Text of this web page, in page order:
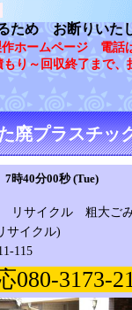
るため お断りい
ホームページ 電話
り～回収終了まで、
廃プラスチ
時40分00秒 (Tue)
リサイクル 粗大ご
サイクル)
115
080-3173-